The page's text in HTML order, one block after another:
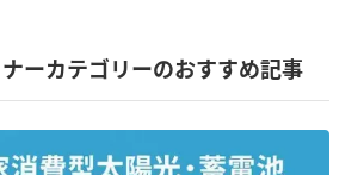
ーカテゴリーのおすすめ記事